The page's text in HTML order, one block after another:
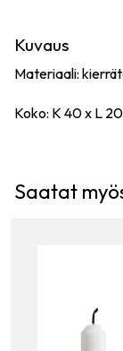
Kuvaus
Materiaali:
Koko: K 40 x L
Saatat